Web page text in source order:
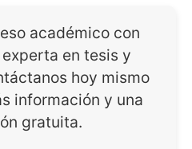
académico con
en tesis y
hoy mismo
información y una
gratuita.